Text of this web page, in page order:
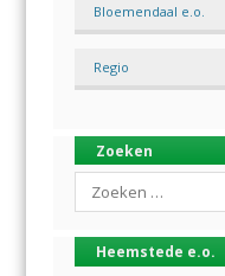
Bloemendaal e.o.
Regio
Zoeken
Search
Heemstede e.o.